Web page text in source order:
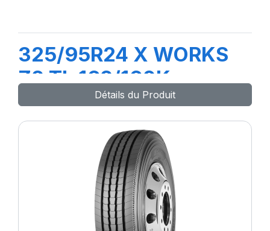
325/95R24 X WORKS
Z2 TL 162/160K
Détails du Produit